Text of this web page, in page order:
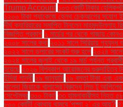
Trump Account ১০৩ কোটি টাকার
১২০০ টাকা প্যাকেজে হেলথ চেকআপের সুযোগ
দীর্ঘ ক্যারিয়ারের সমাপ্তি টানলেন মাহমুদউল্লাহ
বিজ্ঞপ্তি প্রকাশ ২ মার্চের পর থেকে গাজায়
২০০৮ সালের কথা ২০১১ সালে সিরিয়ায় গৃহযুদ্ধ
২০২২ সালে ডলারের সংকট শুরু হলে ২০২৪ সালে
২০২৪ সালের জুলাই থেকে ১৯ মার্চ পর্যন্ত
হয়েছে ২০২৬ বিশ্বকাপ আয়োজনের গুরুদায়িত্ব
ইন্দিরা গান্ধী ২৯ জানুয়ারি ২৯ বস্তা টাকা এবং এক
খালেদা জিয়াকে খালাসের বিরুদ্ধে লিভ টু আপিলের
সেপ্টেম্বর ৩০০ টাকা! ৩৩ হামলাকারীসহ নিহত ৫৮
৮০০ কোটি! কোথায় থামবে 'পুষ্পা ২' এর আয়?